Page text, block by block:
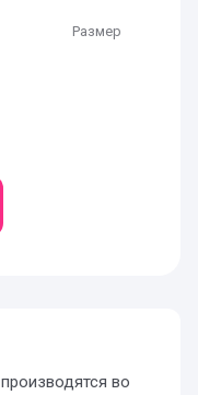
Размер
производятся во